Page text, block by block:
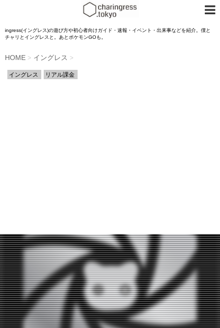
ingress(イングレス)の遊び方や初心者向けガイド・速報・イベント・出来事などを紹介。僕と
チャリとイングレスと。あとポケモンGOも。
HOME > イングレス >
イングレス リアル課金